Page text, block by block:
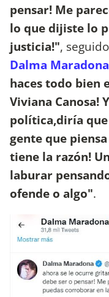
pensar! Me
lo que dijiste lo
justicia!",
Dalma Maradona
haces todo bien
Viviana Canosa!
política,diría
gente que
tiene la razón!
laburar
ofende o algo".